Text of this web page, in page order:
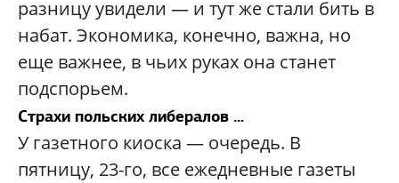
разницу увидели — и тут же стали бить в
набат. Экономика, конечно, важна, но
еще важнее, в чьих руках она станет
подспорьем.
Страхи польских либералов …
У газетного киоска — очередь. В
пятницу, 23-го, все ежедневные газеты